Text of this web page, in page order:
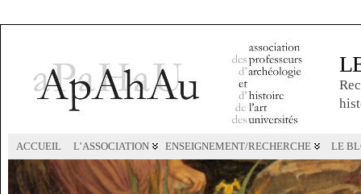
ACCUEIL L’ASSOCIATION ENSEIGNEMENT/RECHERCHE LE